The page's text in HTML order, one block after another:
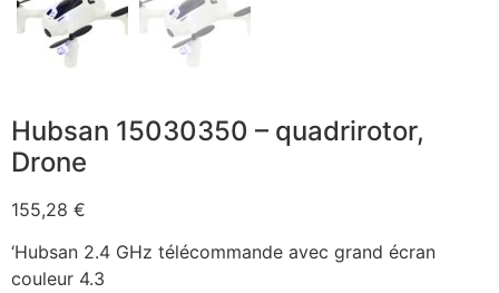
Hubsan 15030350 – quadrirotor,
Drone
155,28 €
‘Hubsan 2.4 GHz télécommande avec grand écran
couleur 4.3